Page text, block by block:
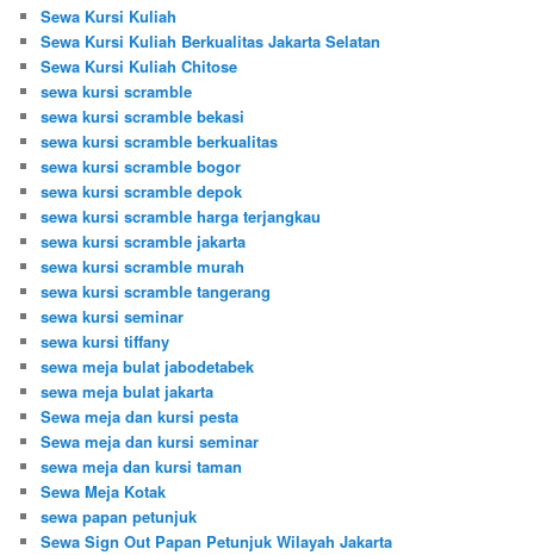
Sewa Kursi Kuliah
Sewa Kursi Kuliah Berkualitas Jakarta Selatan
Sewa Kursi Kuliah Chitose
sewa kursi scramble
sewa kursi scramble bekasi
sewa kursi scramble berkualitas
sewa kursi scramble bogor
sewa kursi scramble depok
sewa kursi scramble harga terjangkau
sewa kursi scramble jakarta
sewa kursi scramble murah
sewa kursi scramble tangerang
sewa kursi seminar
sewa kursi tiffany
sewa meja bulat jabodetabek
sewa meja bulat jakarta
Sewa meja dan kursi pesta
Sewa meja dan kursi seminar
sewa meja dan kursi taman
Sewa Meja Kotak
sewa papan petunjuk
Sewa Sign Out Papan Petunjuk Wilayah Jakarta